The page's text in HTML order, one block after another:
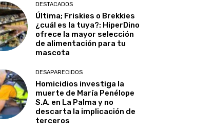
DESTACADOS
Última; Friskies o Brekkies
¿cuál es la tuya?: HiperDino
ofrece la mayor selección
de alimentación para tu
mascota
DESAPARECIDOS
Homicidios investiga la
muerte de María Penélope
S.A. en La Palma y no
descarta la implicación de
terceros